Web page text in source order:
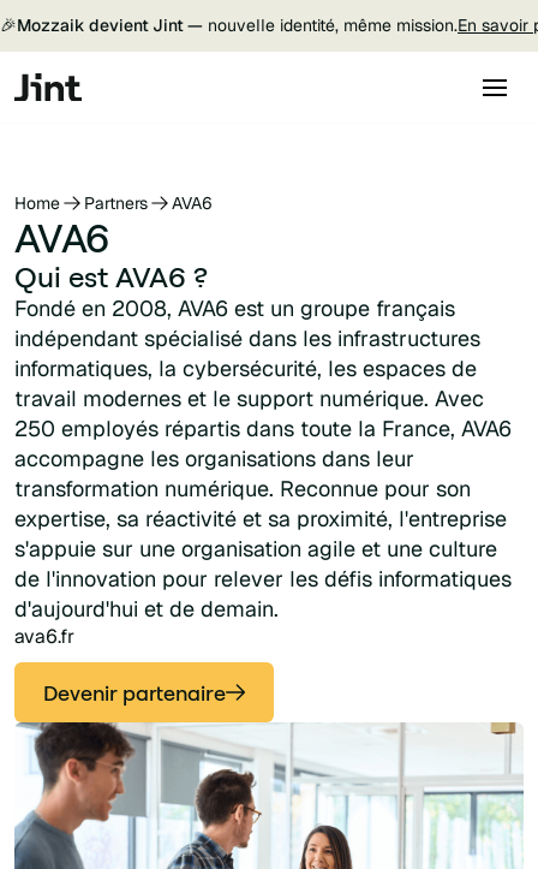
🎉Mozzaik devient Jint — nouvelle identité, même mission.En savoir
Home Partners AVA6
AVA6
Qui est AVA6 ?
Fondé en 2008, AVA6 est un groupe français
indépendant spécialisé dans les infrastructures
informatiques, la cybersécurité, les espaces de
travail modernes et le support numérique. Avec
250 employés répartis dans toute la France, AVA6
accompagne les organisations dans leur
transformation numérique. Reconnue pour son
expertise, sa réactivité et sa proximité, l'entreprise
s'appuie sur une organisation agile et une culture
de l'innovation pour relever les défis informatiques
d'aujourd'hui et de demain.
ava6.fr
Devenir partenaire